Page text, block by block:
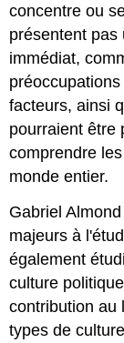
concentre ou
présentent pas
immédiat,
facteurs, ainsi
pourraient être
comprendre
monde entier.
Gabriel
majeurs à
également
culture
contribution au
types de